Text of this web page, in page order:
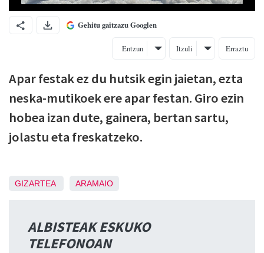
Gehitu gaitzazu Googlen
Entzun Itzuli Erraztu
Apar festak ez du hutsik egin jaietan, ezta
neska-mutikoek ere apar festan. Giro ezin
hobea izan dute, gainera, bertan sartu,
jolastu eta freskatzeko.
GIZARTEA ARAMAIO
ALBISTEAK ESKUKO
TELEFONOAN